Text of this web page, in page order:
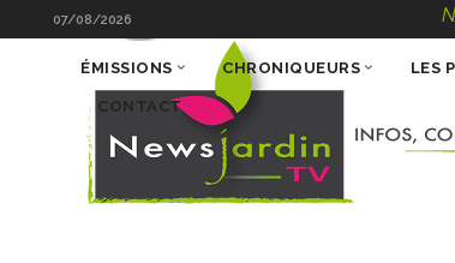
07/08/2026
ÉMISSIONS CHRONIQUEURS LES
CONTACT